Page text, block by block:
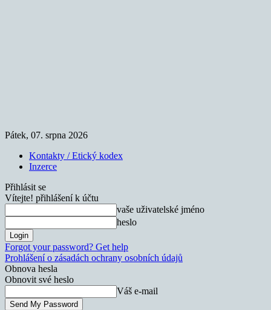
Pátek, 07. srpna 2026
Kontakty / Etický kodex
Inzerce
Přihlásit se
Vítejte! přihlášení k účtu
vaše uživatelské jméno
heslo
Forgot your password? Get help
Prohlášení o zásadách ochrany osobních údajů
Obnova hesla
Obnovit své heslo
Váš e-mail